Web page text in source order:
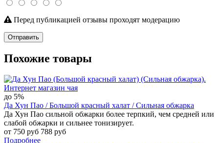
Перед публикацией отзывы проходят модерацию
Отправить
Похожие товары
до 5%
Да Хун Пао / Большой красный халат / Сильная обжарка
Да Хун Пао сильной обжарки более терпкий, чем средней или
слабой обжарки и сильнее тонизирует.
от 750 руб 788 руб
Подробнее